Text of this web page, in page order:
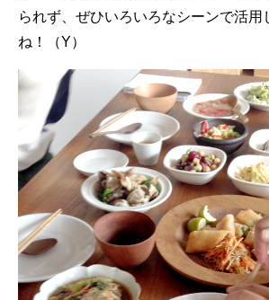
られず、ぜひいろいろなシーンで活用
ね！（Y）